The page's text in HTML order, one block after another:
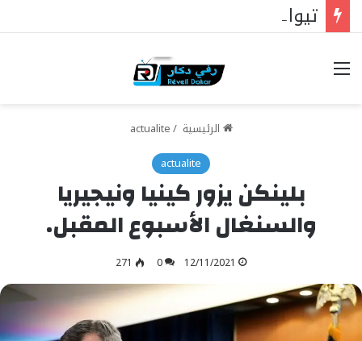
خيارات
الرئيسية /
actualite
actualite
بلينكن يزور كينيا ونيجيريا
والسنغال الأسبوع المقبل.
12/11/2021
0
271